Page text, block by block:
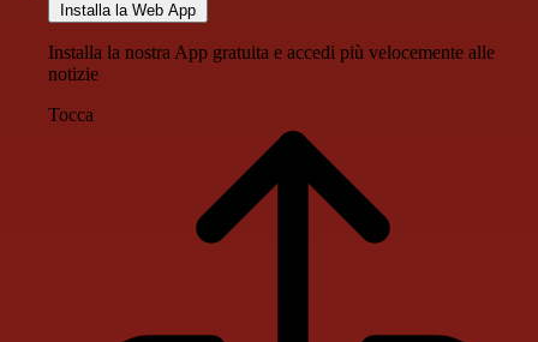
Installa la Web App
Installa la nostra App gratuita e accedi più velocemente alle
notizie
Tocca